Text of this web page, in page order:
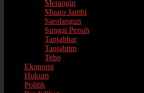
Merangin
Muaro Jambi
Sarolangun
Sungai Penuh
Tanjabbar
Tanjabtim
Tebo
Ekonomi
Hukum
Politik